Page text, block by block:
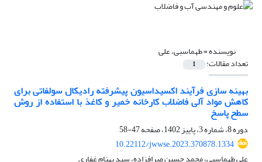
نویسنده =طهماسبی، علی
تعداد مقالات: 1
بهینه سازی فرآیند اکسیداسیون پیشرفته رادیکال سولفاتی برای
کاهش مواد آلی فاضلاب کارخانه خمیر و کاغذ با استفاده از روش
سطح پاسخ
دوره 8، شماره 3، پاییز 1402، صفحه
47-58
10.22112/jwwse.2023.370878.1334